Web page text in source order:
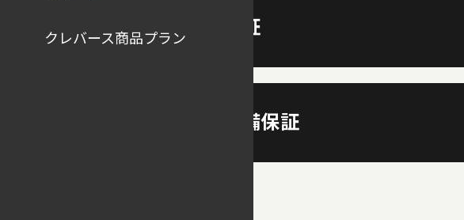
クレバース商品プラン
保証1 30年保証
15年設備保証